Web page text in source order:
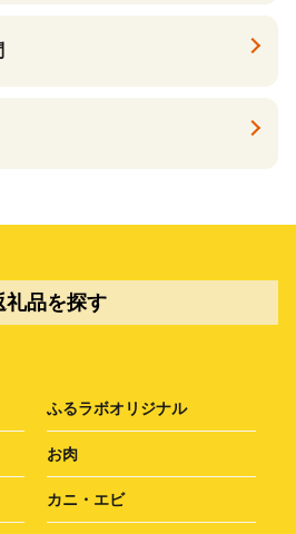
礼品を探す
ふるラボオリジナル
お肉
カニ・エビ